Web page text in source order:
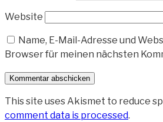
Website
Name, E-Mail-Adresse und
Browser für meinen nächsten
This site uses Akismet to reduce
comment data is processed.